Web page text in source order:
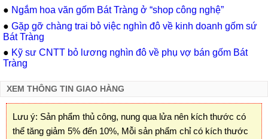
● Ngắm hoa văn gốm Bát Tràng ở “shop công nghệ”
● Gặp gỡ chàng trai bỏ việc nghìn đô về kinh doanh gốm sứ
Bát Tràng
● Kỹ sư CNTT bỏ lương nghìn đô về phụ vợ bán gốm Bát
Tràng
XEM THÔNG TIN GIAO HÀNG
Lưu ý: Sản phẩm thủ công, nung qua lửa nên kích thước có
thể tăng giảm 5% đến 10%, Mỗi sản phẩm chỉ có kích thước